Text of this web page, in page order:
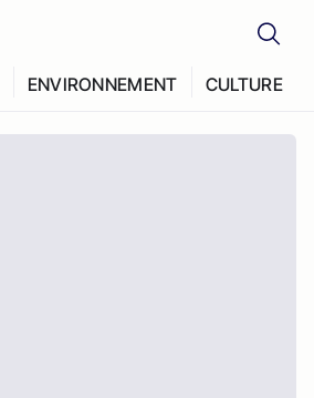
ENVIRONNEMENT CULTURE